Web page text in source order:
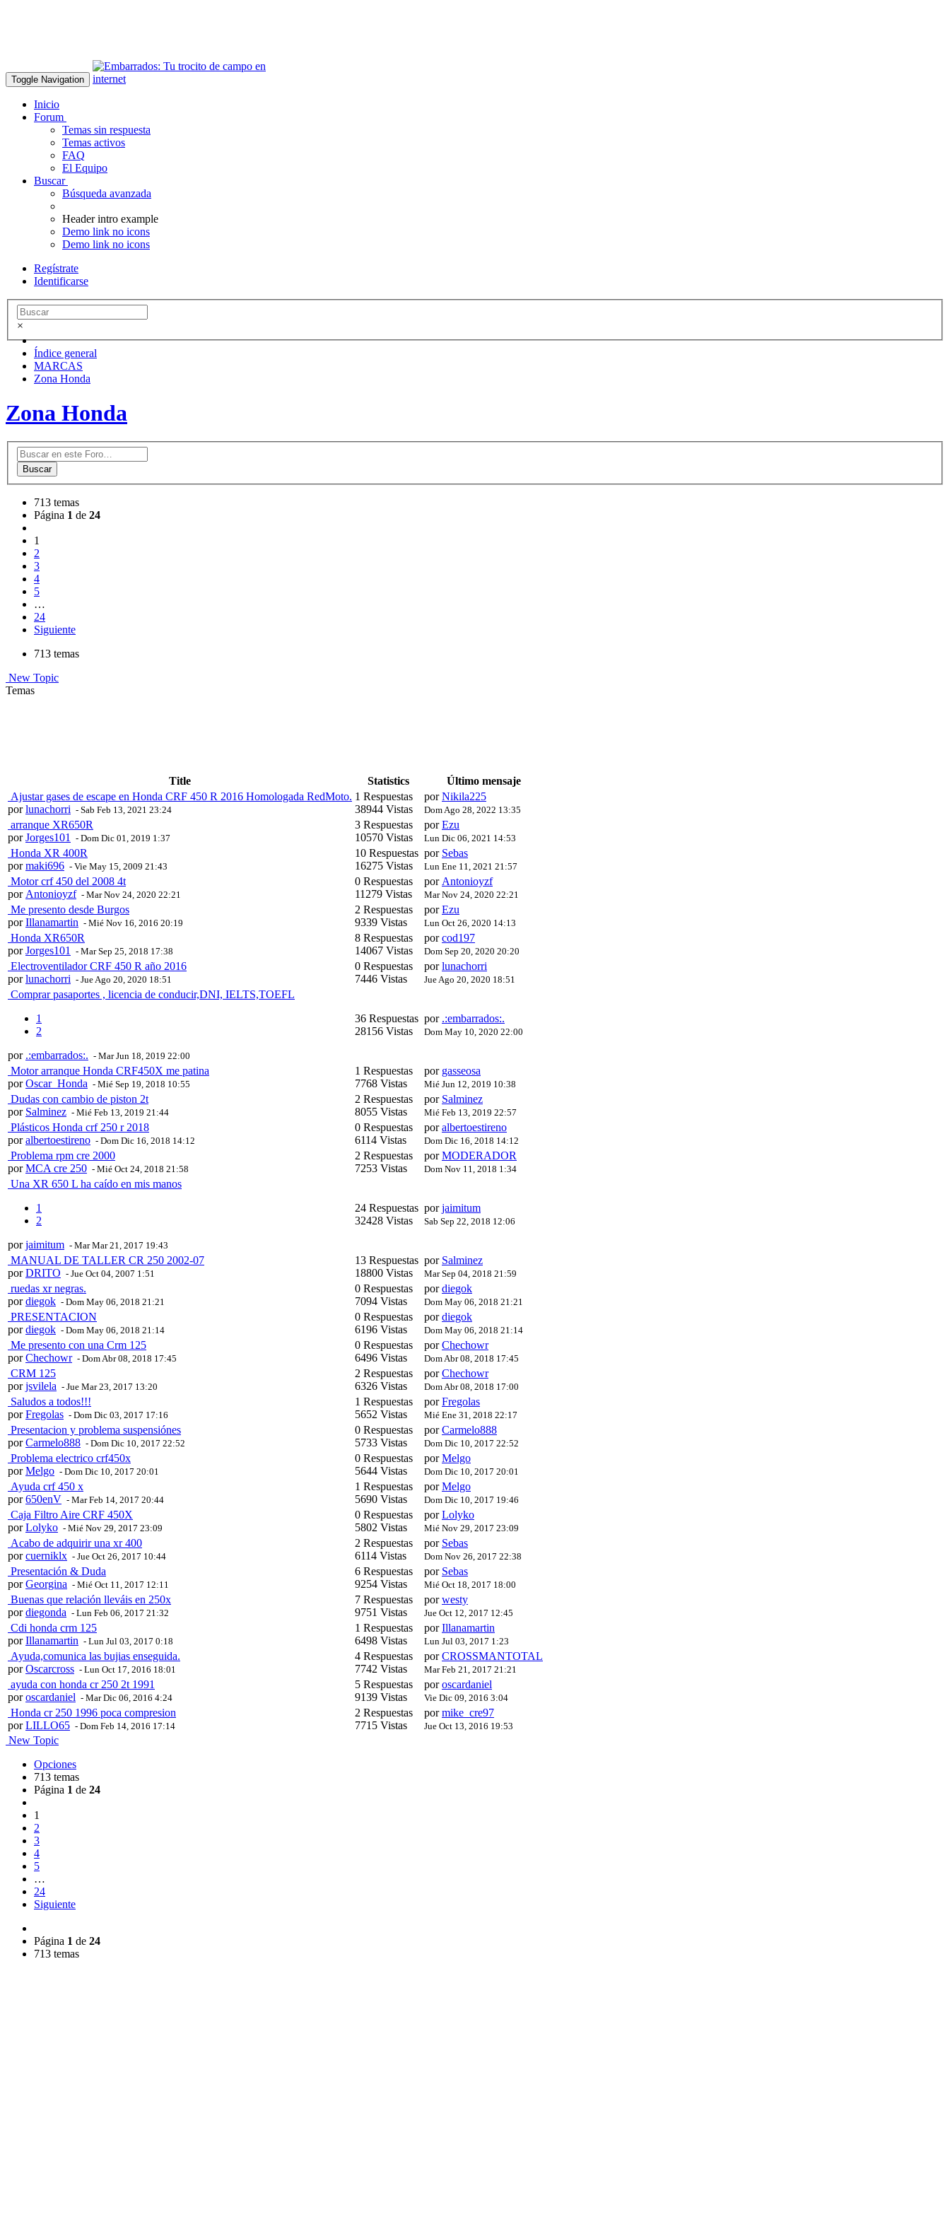
Toggle Navigation
Inicio
Forum
Temas sin respuesta
Temas activos
FAQ
El Equipo
Buscar
Búsqueda avanzada
Header intro example
Demo link no icons
Demo link no icons
Regístrate
Identificarse
×
Índice general
MARCAS
Zona Honda
Zona Honda
Buscar
713 temas
Página 1 de 24
1
2
3
4
5
…
24
Siguiente
713 temas
New Topic
Temas
Title Statistics
Último mensaje
Ajustar gases de escape en Honda CRF 450 R 2016 Homologada RedMoto.
porlunachorri - Sab Feb 13, 2021 23:24
1 Respuestas
38944 Vistas
porNikila225
Dom Ago 28, 2022 13:35
arranque XR650R
porJorges101 - Dom Dic 01, 2019 1:37
3 Respuestas
10570 Vistas
porEzu
Lun Dic 06, 2021 14:53
Honda XR 400R
pormaki696 - Vie May 15, 2009 21:43
10 Respuestas
16275 Vistas
por Sebas
Lun Ene 11, 2021 21:57
Motor crf 450 del 2008 4t
por Antonioyzf - Mar Nov 24, 2020 22:21
0 Respuestas
11279 Vistas
por Antonioyzf
Mar Nov 24, 2020 22:21
Me presento desde Burgos
porIllanamartin - Mié Nov 16, 2016 20:19
2 Respuestas
9339 Vistas
porEzu
Lun Oct 26, 2020 14:13
Honda XR650R
porJorges101 - Mar Sep 25, 2018 17:38
8 Respuestas
14067 Vistas
porcod197
Dom Sep 20, 2020 20:20
Electroventilador CRF 450 R año 2016
porlunachorri - Jue Ago 20, 2020 18:51
0 Respuestas
7446 Vistas
porlunachorri
Jue Ago 20, 2020 18:51
Comprar pasaportes , licencia de conducir,DNI, IELTS,TOEFL
1
2
por .:embarrados:. - Mar Jun 18, 2019 22:00
36 Respuestas
28156 Vistas
por .:embarrados:.
Dom May 10, 2020 22:00
Motor arranque Honda CRF450X me patina
porOscar_Honda - Mié Sep 19, 2018 10:55
1 Respuestas
7768 Vistas
por gasseosa
Mié Jun 12, 2019 10:38
Dudas con cambio de piston 2t
por Salminez - Mié Feb 13, 2019 21:44
2 Respuestas
8055 Vistas
por Salminez
Mié Feb 13, 2019 22:57
Plásticos Honda crf 250 r 2018
poralbertoestireno - Dom Dic 16, 2018 14:12
0 Respuestas
6114 Vistas
poralbertoestireno
Dom Dic 16, 2018 14:12
Problema rpm cre 2000
porMCA cre 250 - Mié Oct 24, 2018 21:58
2 Respuestas
7253 Vistas
porMODERADOR
Dom Nov 11, 2018 1:34
Una XR 650 L ha caído en mis manos
1
2
porjaimitum - Mar Mar 21, 2017 19:43
24 Respuestas
32428 Vistas
porjaimitum
Sab Sep 22, 2018 12:06
MANUAL DE TALLER CR 250 2002-07
porDRITO - Jue Oct 04, 2007 1:51
13 Respuestas
18800 Vistas
por Salminez
Mar Sep 04, 2018 21:59
ruedas xr negras.
pordiegok - Dom May 06, 2018 21:21
0 Respuestas
7094 Vistas
pordiegok
Dom May 06, 2018 21:21
PRESENTACION
pordiegok - Dom May 06, 2018 21:14
0 Respuestas
6196 Vistas
pordiegok
Dom May 06, 2018 21:14
Me presento con una Crm 125
porChechowr - Dom Abr 08, 2018 17:45
0 Respuestas
6496 Vistas
porChechowr
Dom Abr 08, 2018 17:45
CRM 125
porjsvilela - Jue Mar 23, 2017 13:20
2 Respuestas
6326 Vistas
porChechowr
Dom Abr 08, 2018 17:00
Saludos a todos!!!
porFregolas - Dom Dic 03, 2017 17:16
1 Respuestas
5652 Vistas
porFregolas
Mié Ene 31, 2018 22:17
Presentacion y problema suspensiónes
porCarmelo888 - Dom Dic 10, 2017 22:52
0 Respuestas
5733 Vistas
porCarmelo888
Dom Dic 10, 2017 22:52
Problema electrico crf450x
porMelgo - Dom Dic 10, 2017 20:01
0 Respuestas
5644 Vistas
porMelgo
Dom Dic 10, 2017 20:01
Ayuda crf 450 x
por650enV - Mar Feb 14, 2017 20:44
1 Respuestas
5690 Vistas
porMelgo
Dom Dic 10, 2017 19:46
Caja Filtro Aire CRF 450X
porLolyko - Mié Nov 29, 2017 23:09
0 Respuestas
5802 Vistas
porLolyko
Mié Nov 29, 2017 23:09
Acabo de adquirir una xr 400
porcuerniklx - Jue Oct 26, 2017 10:44
2 Respuestas
6114 Vistas
por Sebas
Dom Nov 26, 2017 22:38
Presentación & Duda
porGeorgina - Mié Oct 11, 2017 12:11
6 Respuestas
9254 Vistas
por Sebas
Mié Oct 18, 2017 18:00
Buenas que relación lleváis en 250x
pordiegonda - Lun Feb 06, 2017 21:32
7 Respuestas
9751 Vistas
porwesty
Jue Oct 12, 2017 12:45
Cdi honda crm 125
porIllanamartin - Lun Jul 03, 2017 0:18
1 Respuestas
6498 Vistas
porIllanamartin
Lun Jul 03, 2017 1:23
Ayuda,comunica las bujias enseguida.
porOscarcross - Lun Oct 17, 2016 18:01
4 Respuestas
7742 Vistas
porCROSSMANTOTAL
Mar Feb 21, 2017 21:21
ayuda con honda cr 250 2t 1991
poroscardaniel - Mar Dic 06, 2016 4:24
5 Respuestas
9139 Vistas
poroscardaniel
Vie Dic 09, 2016 3:04
Honda cr 250 1996 poca compresion
porLILLO65 - Dom Feb 14, 2016 17:14
2 Respuestas
7715 Vistas
pormike_cre97
Jue Oct 13, 2016 19:53
New Topic
Opciones
713 temas
Página 1 de 24
1
2
3
4
5
…
24
Siguiente
Página 1 de 24
713 temas